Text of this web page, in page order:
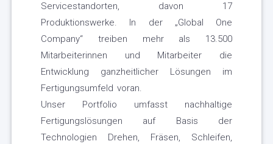
Servicestandorten, davon 17
Produktionswerke. In der „Global One
Company“ treiben mehr als 13.500
Mitarbeiterinnen und Mitarbeiter die
Entwicklung ganzheitlicher Lösungen im
Fertigungsumfeld voran.
Unser Portfolio umfasst nachhaltige
Fertigungslösungen auf Basis der
Technologien Drehen, Fräsen, Schleifen,